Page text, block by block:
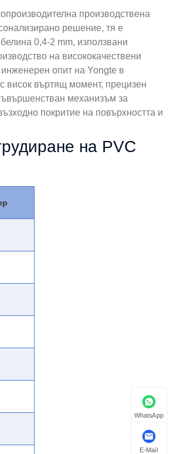
производствена
решение, тя е
0,4-2 mm, използвани
на висококачествени
опит на Yongte в
висок въртящ момент, прецизен
механизъм за
покритие на повърхността и
на PVC
WhatsApp
E-Mail